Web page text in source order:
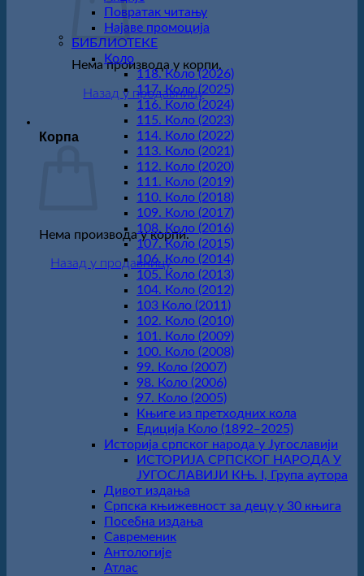
Нема производа у корпи.
Назад у продавницу
Корпа
Нема производа у корпи.
Назад у продавницу
Повратак читању
Најаве промоција
БИБЛИОТЕКЕ
Koло
118. Коло (2026)
117. Коло (2025)
116. Коло (2024)
115. Коло (2023)
114. Коло (2022)
113. Коло (2021)
112. Коло (2020)
111. Коло (2019)
110. Коло (2018)
109. Коло (2017)
108. Коло (2016)
107. Коло (2015)
106. Коло (2014)
105. Коло (2013)
104. Коло (2012)
103 Коло (2011)
102. Коло (2010)
101. Коло (2009)
100. Коло (2008)
99. Коло (2007)
98. Коло (2006)
97. Коло (2005)
Књиге из претходних кола
Едиција Коло (1892‒2025)
Историја српског народа у Југославији
ИСТОРИЈА СРПСКОГ НАРОДА У
ЈУГОСЛАВИЈИ КЊ. I, Група аутора
Дивот издања
Српска књижевност за децу у 30 књига
Посебна издања
Савременик
Антологије
Атлас